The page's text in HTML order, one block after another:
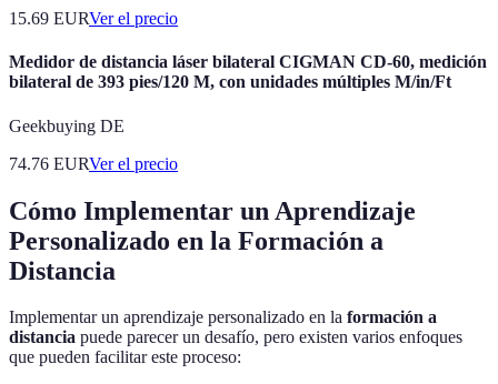
15.69 EURVer el precio
Medidor de distancia láser bilateral CIGMAN CD-60, medición
bilateral de 393 pies/120 M, con unidades múltiples M/in/Ft
Geekbuying DE
74.76 EURVer el precio
Cómo Implementar un Aprendizaje
Personalizado en la Formación a
Distancia
Implementar un aprendizaje personalizado en la formación a
distancia puede parecer un desafío, pero existen varios enfoques
que pueden facilitar este proceso: